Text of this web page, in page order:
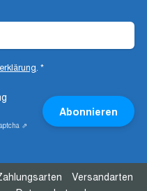
. *
⇗
Abonnieren
Versandarten